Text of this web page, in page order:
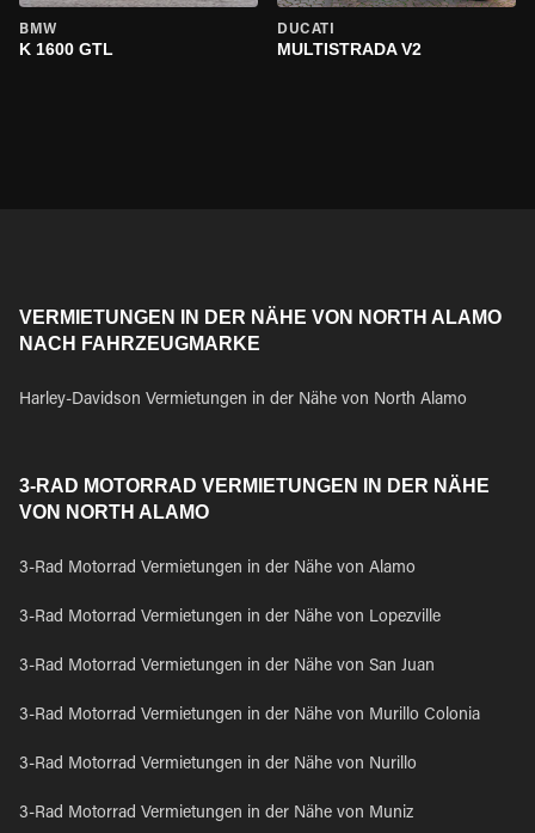
BMW
K 1600 GTL
DUCATI
MULTISTRADA V2
VERMIETUNGEN IN DER NÄHE VON NORTH ALAMO
NACH FAHRZEUGMARKE
Harley-Davidson Vermietungen in der Nähe von North Alamo
3-RAD MOTORRAD VERMIETUNGEN IN DER NÄHE
VON NORTH ALAMO
3-Rad Motorrad Vermietungen in der Nähe von Alamo
3-Rad Motorrad Vermietungen in der Nähe von Lopezville
3-Rad Motorrad Vermietungen in der Nähe von San Juan
3-Rad Motorrad Vermietungen in der Nähe von Murillo Colonia
3-Rad Motorrad Vermietungen in der Nähe von Nurillo
3-Rad Motorrad Vermietungen in der Nähe von Muniz